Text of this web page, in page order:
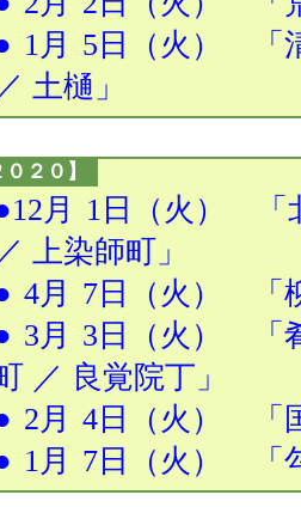
1月 5日
（火） 「
土樋」
０２０】
月 1日
（火） 「
上染師町」
4月 7日
（火） 「
3月 3日
（火） 「
／ 良覚院丁」
2月 4日
（火） 「
1月 7日 （火） 「